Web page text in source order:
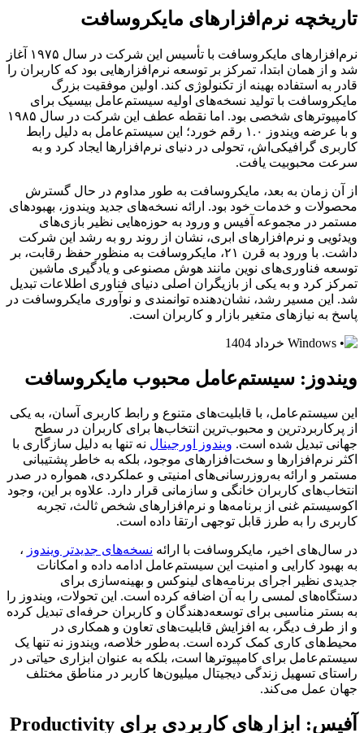
تاریخچه نرم‌افزارهای مایکروسافت
نرم‌افزارهای مایکروسافت با تأسیس این شرکت در سال ۱۹۷۵ آغاز
شد و از همان ابتدا، تمرکز بر توسعه نرم‌افزارهایی بود که کاربران را
قادر به استفاده بهینه از تکنولوژی کند. اولین موفقیت بزرگ
مایکروسافت با تولید نسخه‌های اولیه سیستم‌عامل بیسیک برای
کامپیوترهای شخصی بود. اما نقطه عطف این شرکت در سال ۱۹۸۵
و با عرضه ویندوز ۱.۰ رقم خورد؛ این سیستم‌عامل به دلیل رابط
کاربری گرافیکی‌اش، تحولی در دنیای نرم‌افزارها ایجاد کرد و به
سرعت محبوبیت یافت.
از آن زمان به بعد، مایکروسافت به طور مداوم در حال گسترش
محصولات و خدمات خود بود. ارائه نسخه‌های جدید ویندوز، بهبودهای
مستمر در مجموعه آفیس و ورود به حوزه‌هایی نظیر بازی‌های
ویدئویی و نرم‌افزارهای ابری، نشان از روند رو به رشد این شرکت
داشت. با ورود به قرن ۲۱، مایکروسافت به منظور حفظ رقابت، بر
توسعه فناوری‌های نوین مانند هوش مصنوعی و یادگیری ماشین
تمرکز کرد و به یکی از بازیگران اصلی دنیای فناوری اطلاعات تبدیل
شد. این مسیر رشد، نشان‌دهنده توانمندی و نوآوری مایکروسافت در
پاسخ به نیازهای متغیر بازار و کاربران است.
ویندوز: سیستم‌عامل محبوب مایکروسافت
این سیستم‌عامل، با قابلیت‌های متنوع و رابط کاربری آسان، به یکی
از پرکاربردترین و محبوب‌ترین انتخاب‌ها برای کاربران در سطح
جهانی تبدیل شده است. ویندوز اورجینال نه تنها به دلیل سازگاری با
اکثر نرم‌افزارها و سخت‌افزارهای موجود، بلکه به خاطر پشتیبانی
مستمر و ارائه به‌روزرسانی‌های امنیتی و عملکردی، همواره در صدر
انتخاب‌های کاربران خانگی و سازمانی قرار دارد. علاوه بر این، وجود
اکوسیستم غنی از برنامه‌ها و نرم‌افزارهای شخص ثالث، تجربه
کاربری را به طرز قابل توجهی ارتقا داده است.
در سال‌های اخیر، مایکروسافت با ارائه نسخه‌های جدیدتر ویندوز ،
به بهبود کارایی و امنیت این سیستم‌عامل ادامه داده و امکانات
جدیدی نظیر اجرای برنامه‌های لینوکس و بهینه‌سازی برای
دستگاه‌های لمسی را به آن اضافه کرده است. این تحولات، ویندوز را
به بستر مناسبی برای توسعه‌دهندگان و کاربران حرفه‌ای تبدیل کرده
و از طرف دیگر، به افزایش قابلیت‌های تعاون و همکاری در
محیط‌های کاری کمک کرده است. به‌طور خلاصه، ویندوز نه تنها یک
سیستم‌عامل برای کامپیوترها است، بلکه به عنوان ابزاری حیاتی در
راستای تسهیل زندگی دیجیتال میلیون‌ها کاربر در مناطق مختلف
جهان عمل می‌کند.
آفیس: ابزارهای کاربردی برای Productivity